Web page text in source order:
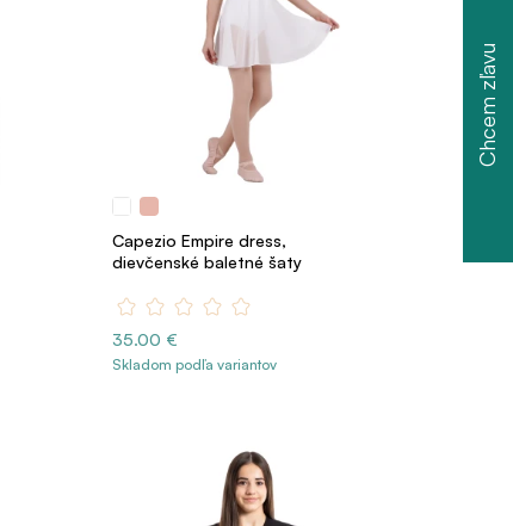
Capezio Empire dress,
dievčenské baletné šaty
35.00 €
Skladom podľa variantov
Chcem zľavu